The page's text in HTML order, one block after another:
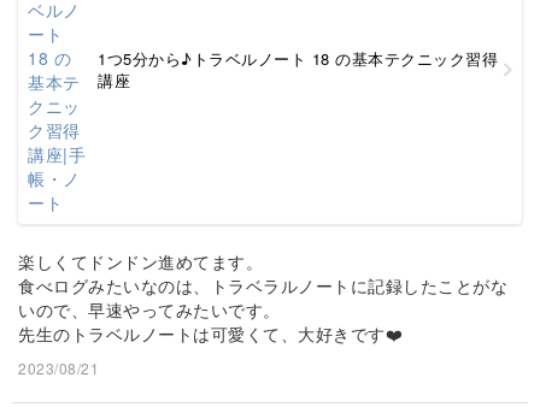
1つ5分から♪トラベルノート 18 の基本テクニック習得
講座
楽しくてドンドン進めてます。
食べログみたいなのは、トラベラルノートに記録したことがな
いので、早速やってみたいです。
先生のトラベルノートは可愛くて、大好きです❤️
2023/08/21